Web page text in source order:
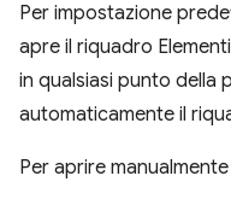
Per impostazione
apre il riquadro
in qualsiasi punto della
automaticamente il
Per aprire